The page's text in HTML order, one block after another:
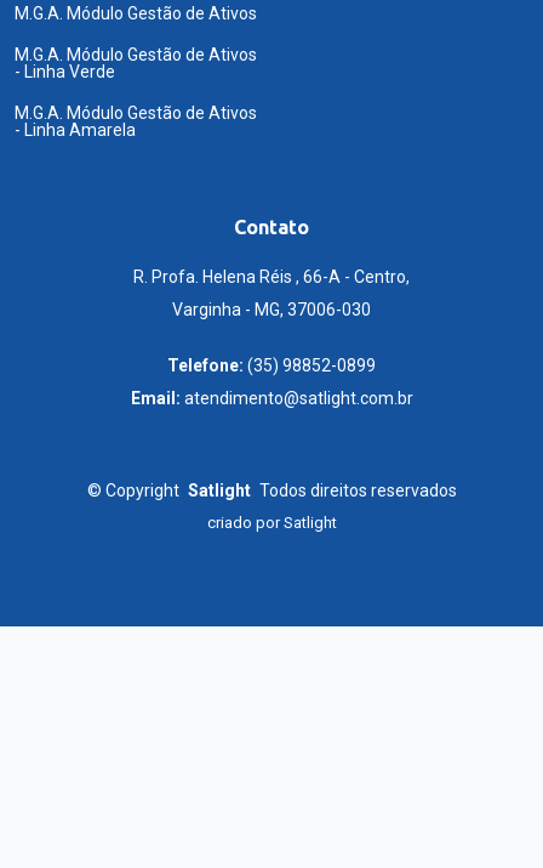
M.G.A. Módulo Gestão de Ativos
M.G.A. Módulo Gestão de Ativos
- Linha Verde
M.G.A. Módulo Gestão de Ativos
- Linha Amarela
Contato
R. Profa. Helena Réis , 66-A - Centro,
Varginha - MG, 37006-030
Telefone: (35) 98852-0899
Email: atendimento@satlight.com.br
© Copyright Satlight Todos direitos reservados
criado porSatlight